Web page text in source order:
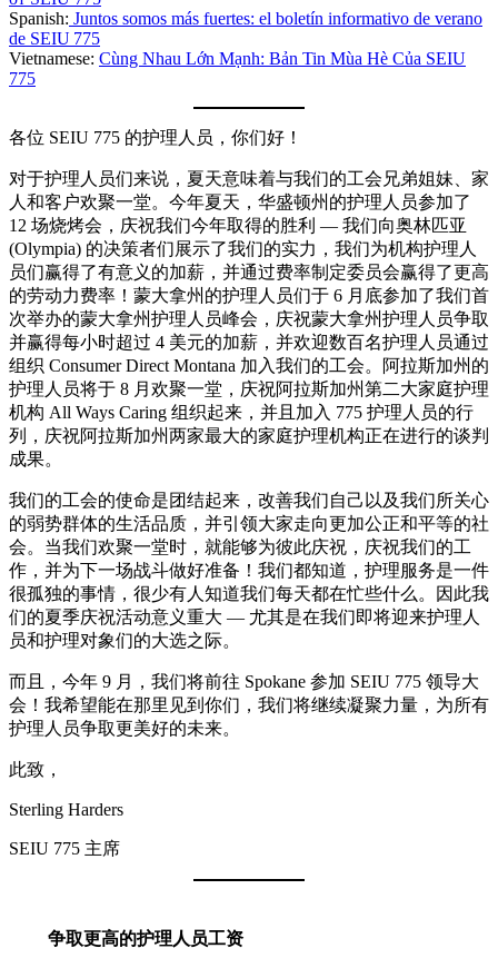
Spanish: Juntos somos más fuertes: el boletín informativo de verano
de SEIU 775
Vietnamese: Cùng Nhau Lớn Mạnh: Bản Tin Mùa Hè Của SEIU
775
各位 SEIU 775 的护理人员，你们好！
对于护理人员们来说，夏天意味着与我们的工会兄弟姐妹、家
人和客户欢聚一堂。今年夏天，华盛顿州的护理人员参加了
12 场烧烤会，庆祝我们今年取得的胜利 — 我们向奥林匹亚
(Olympia) 的决策者们展示了我们的实力，我们为机构护理人
员们赢得了有意义的加薪，并通过费率制定委员会赢得了更高
的劳动力费率！蒙大拿州的护理人员们于 6 月底参加了我们首
次举办的蒙大拿州护理人员峰会，庆祝蒙大拿州护理人员争取
并赢得每小时超过 4 美元的加薪，并欢迎数百名护理人员通过
组织 Consumer Direct Montana 加入我们的工会。阿拉斯加州的
护理人员将于 8 月欢聚一堂，庆祝阿拉斯加州第二大家庭护理
机构 All Ways Caring 组织起来，并且加入 775 护理人员的行
列，庆祝阿拉斯加州两家最大的家庭护理机构正在进行的谈判
成果。
我们的工会的使命是团结起来，改善我们自己以及我们所关心
的弱势群体的生活品质，并引领大家走向更加公正和平等的社
会。当我们欢聚一堂时，就能够为彼此庆祝，庆祝我们的工
作，并为下一场战斗做好准备！我们都知道，护理服务是一件
很孤独的事情，很少有人知道我们每天都在忙些什么。因此我
们的夏季庆祝活动意义重大 — 尤其是在我们即将迎来护理人
员和护理对象们的大选之际。
而且，今年 9 月，我们将前往 Spokane 参加 SEIU 775 领导大
会！我希望能在那里见到你们，我们将继续凝聚力量，为所有
护理人员争取更美好的未来。
此致，
Sterling Harders
SEIU 775 主席
争取更高的护理人员工资